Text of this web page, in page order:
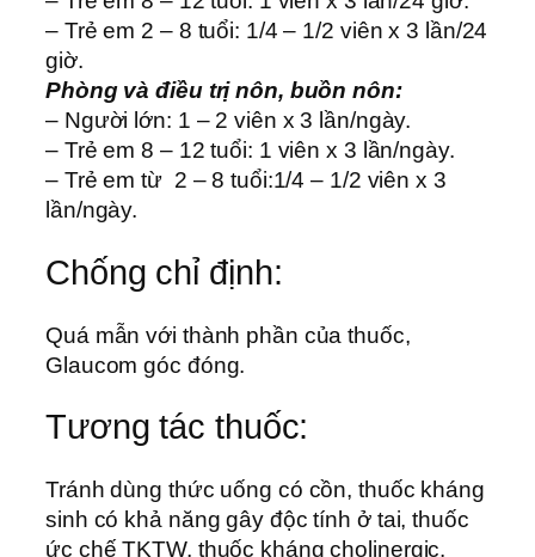
– Trẻ em 2 – 8 tuổi: 1/4 – 1/2 viên x 3 lần/24
giờ.
Phòng và điều trị nôn, buồn nôn:
– Người lớn: 1 – 2 viên x 3 lần/ngày.
– Trẻ em 8 – 12 tuổi: 1 viên x 3 lần/ngày.
– Trẻ em từ 2 – 8 tuổi:1/4 – 1/2 viên x 3
lần/ngày.
Chống chỉ định:
Quá mẫn với thành phần của thuốc,
Glaucom góc đóng.
Tương tác thuốc:
Tránh dùng thức uống có cồn, thuốc kháng
sinh có khả năng gây độc tính ở tai, thuốc
ức chế TKTW, thuốc kháng cholinergic.